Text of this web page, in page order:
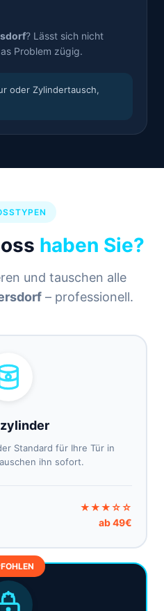
? Lässt sich nicht
Problem zügig.
oder Zylindertausch,
haben Sie?
und tauschen alle
– professionell.
Standard für Ihre Tür in
ihn sofort.
★★★☆☆
ab 49€